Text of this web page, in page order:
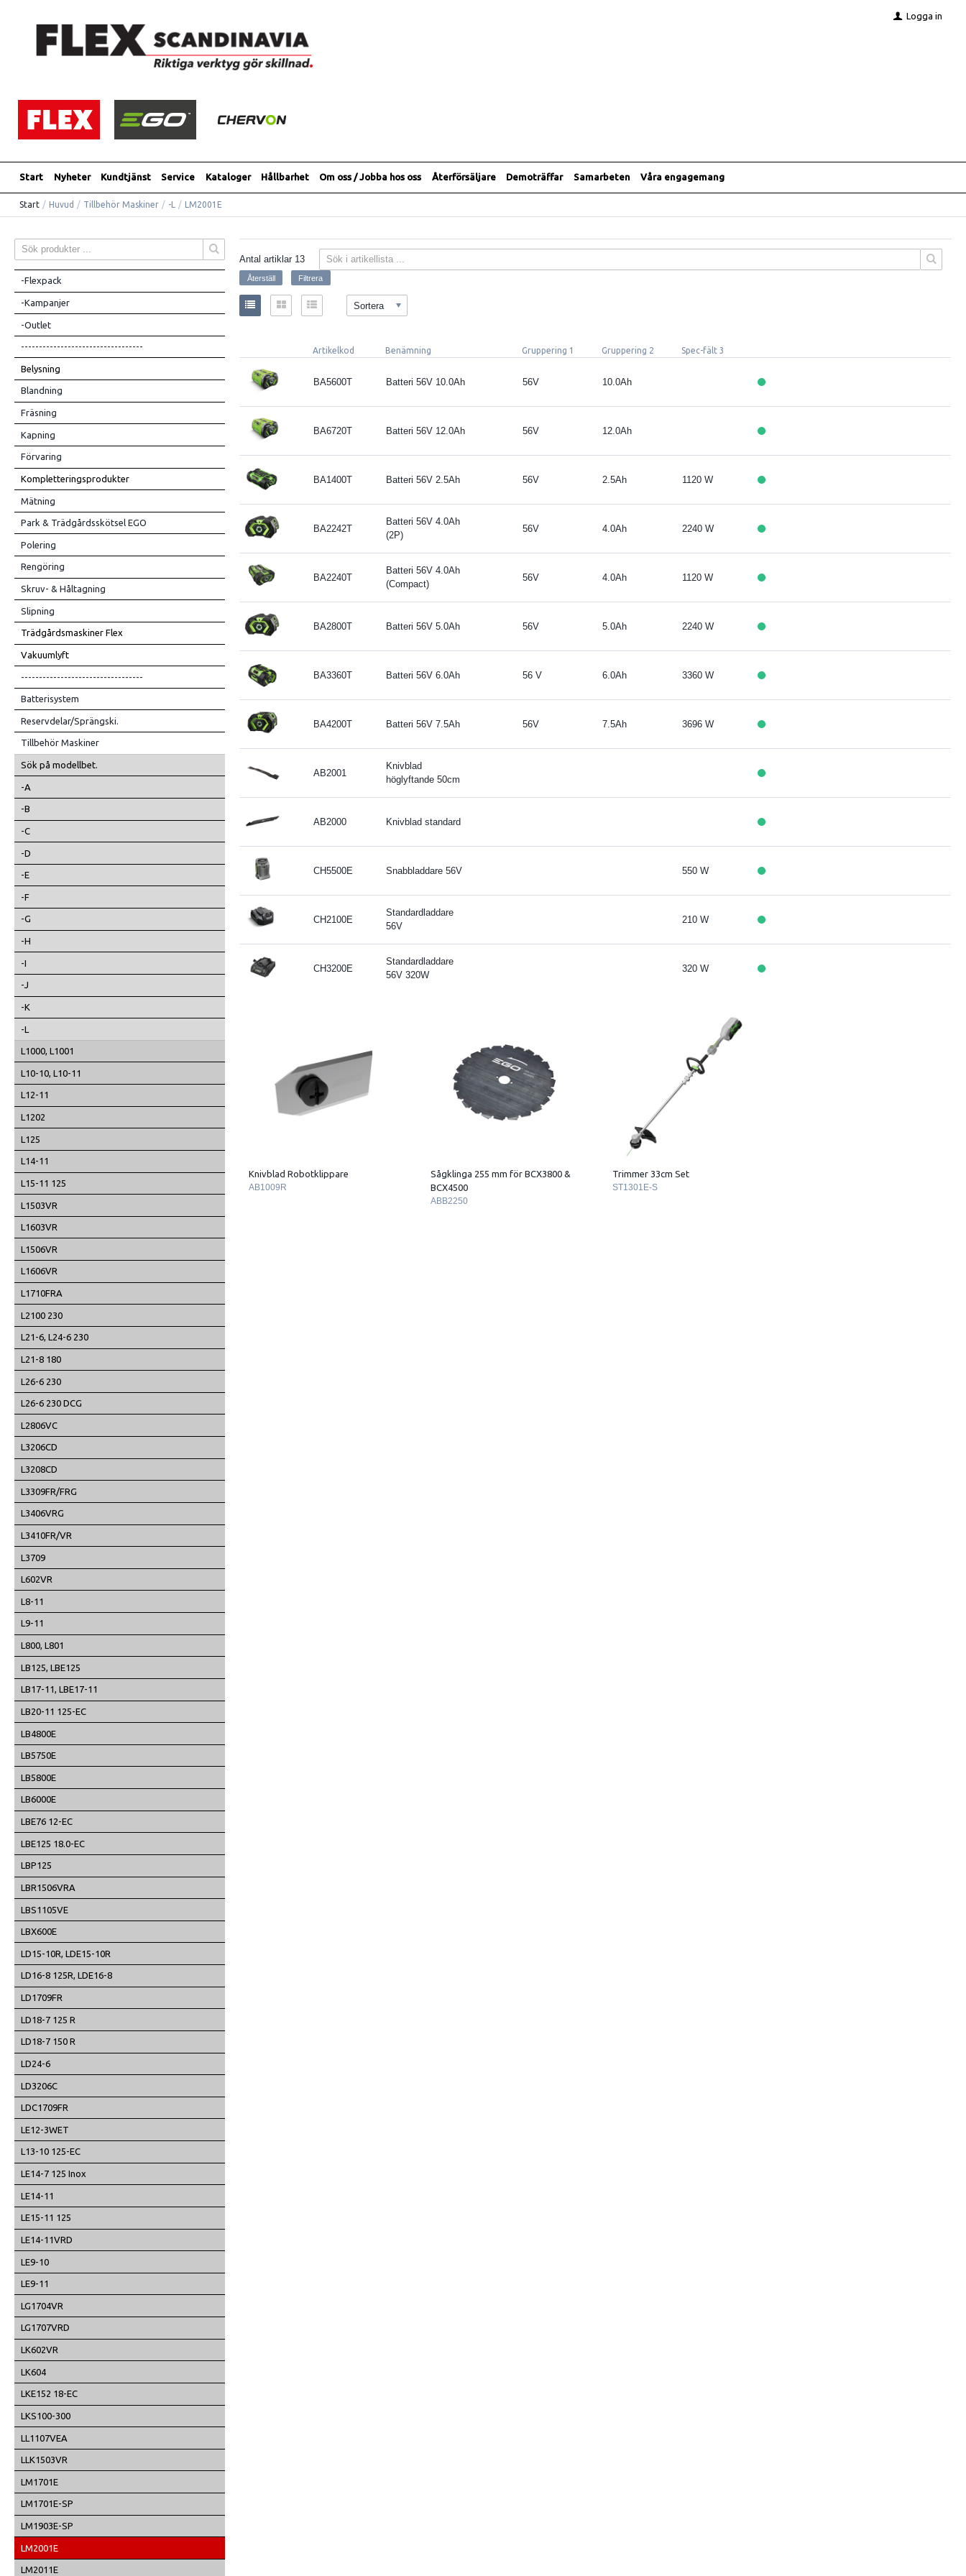
Logga in
Start Nyheter Kundtjänst Service Kataloger Hållbarhet Om oss / Jobba hos oss Återförsäljare Demoträffar Samarbeten Våra engagemang
Start / Huvud / Tillbehör Maskiner / -L / LM2001E
-Flexpack
-Kampanjer
-Outlet
----------------------------------
Belysning
Blandning
Fräsning
Kapning
Förvaring
Kompletteringsprodukter
Mätning
Park & Trädgårdsskötsel EGO
Polering
Rengöring
Skruv- & Håltagning
Slipning
Trädgårdsmaskiner Flex
Vakuumlyft
----------------------------------
Batterisystem
Reservdelar/Sprängski.
Tillbehör Maskiner
Sök på modellbet.
-A
-B
-C
-D
-E
-F
-G
-H
-I
-J
-K
-L
L1000, L1001
L10-10, L10-11
L12-11
L1202
L125
L14-11
L15-11 125
L1503VR
L1603VR
L1506VR
L1606VR
L1710FRA
L2100 230
L21-6, L24-6 230
L21-8 180
L26-6 230
L26-6 230 DCG
L2806VC
L3206CD
L3208CD
L3309FR/FRG
L3406VRG
L3410FR/VR
L3709
L602VR
L8-11
L9-11
L800, L801
LB125, LBE125
LB17-11, LBE17-11
LB20-11 125-EC
LB4800E
LB5750E
LB5800E
LB6000E
LBE76 12-EC
LBE125 18.0-EC
LBP125
LBR1506VRA
LBS1105VE
LBX600E
LD15-10R, LDE15-10R
LD16-8 125R, LDE16-8
LD1709FR
LD18-7 125 R
LD18-7 150 R
LD24-6
LD3206C
LDC1709FR
LE12-3WET
L13-10 125-EC
LE14-7 125 Inox
LE14-11
LE15-11 125
LE14-11VRD
LE9-10
LE9-11
LG1704VR
LG1707VRD
LK602VR
LK604
LKE152 18-EC
LKS100-300
LL1107VEA
LLK1503VR
LM1701E
LM1701E-SP
LM1903E-SP
LM2001E
LM2011E
Antal artiklar 13
Sortera
Artikelkod Benämning Gruppering 1 Gruppering 2 Spec-fält 3
BA5600T Batteri 56V 10.0Ah 56V 10.0Ah
BA6720T Batteri 56V 12.0Ah 56V 12.0Ah
BA1400T Batteri 56V 2.5Ah 56V 2.5Ah 1120 W
BA2242T
Batteri 56V 4.0Ah
(2P)
56V 4.0Ah 2240 W
BA2240T
Batteri 56V 4.0Ah
(Compact)
56V 4.0Ah 1120 W
BA2800T Batteri 56V 5.0Ah 56V 5.0Ah 2240 W
BA3360T Batteri 56V 6.0Ah 56 V 6.0Ah 3360 W
BA4200T Batteri 56V 7.5Ah 56V 7.5Ah 3696 W
AB2001
Knivblad
höglyftande 50cm
AB2000 Knivblad standard
CH5500E Snabbladdare 56V 550 W
CH2100E
Standardladdare
56V
210 W
CH3200E
Standardladdare
56V 320W
320 W
Knivblad Robotklippare
AB1009R
Sågklinga 255 mm för BCX3800 &
BCX4500
ABB2250
Trimmer 33cm Set
ST1301E-S